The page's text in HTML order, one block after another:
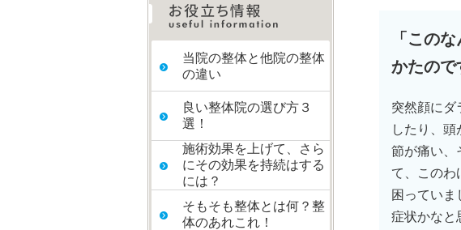
当院の整体と他院の整体
の違い
良い整体院の選び方３
選！
施術効果を上げて、さら
にその効果を持続はする
には？
そもそも整体とは何？整
体のあれこれ！
「この
かたので
突然顔にダ
したり、
節が痛い、
て、このわ
困っていま
症状かなと